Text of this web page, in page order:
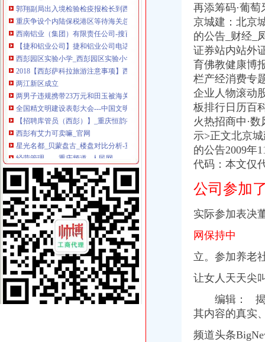
重庆争设个内陆保税港区等待海关总署审批-搜狐新闻
西南铝业（集团）有限责任公司-搜百科
【捷和铝业公司】捷和铝业公司电话,捷和铝业公司地址_图吧地图
西彭园区实验小学_西彭园区实验小学地址_西彭园区实验小学电话_学
2018【西彭萨科拉旅游注意事项】西彭萨科拉旅游指南,西彭萨科拉
两江新区成立
两男子违规携带23万元和田玉被海关查获-上游新闻汇聚向上的力量
全国精文明建设表彰大会---中国文明网
【招聘库管员（西彭）】_重庆恒韵有限公司
西彭有艾力可卖嘛_官网
星光名都_贝蒙盘古_楼盘对比分析-重庆乐居
经营管理——重庆频道--人民网
（受权发布）第五届全国文明城市、文明村镇、文明单位和第一届全国
两会上的企业家人大代表：原来他们关心的是这些|人大代表|两会|文化
益西彭措：中国粮食及其价格策略_经济论坛_论坛_天涯社区
重庆华万伦铝业有限公司
西彭税务局小区介绍,西彭税务局小区二手房、租房,重庆西彭税务局
从海关到西彭怎么坐公交车,快需要多久？-重庆公交查询
2008年度全国青年文明号候选单位公示公告_网易新闻
北京城建投资发展股份有限公司关于竞得重庆市九龙坡区西彭项目的公
重庆市人民关于主城区西彭组团Q标准分区巴福镇控制详细规划
二手市场|民初字|上诉状_凤凰资讯
西彭工业园车用制动器制造基地项目-兰格钢铁网
九龙坡西彭工业园㎡土地842万拍卖-paifun.net
重庆座斜拉式公轨两用桥合龙西彭5分钟可到江津_综合新闻_中国物
从海关到西彭二环路口怎么坐公交车,快需要多久？-重庆公交查询
再添筹码·葡萄
京城建：北京
的公告_财经_
证券站内站外
育佛教健康博
栏产经消费专
企业人物滚动
板排行日历百
火热招商中·
示>正文北京
的公告2009年
代码： 本文仅
公司参加
实际参加表决
网保持中
立。参加养老
让女人天天尖
编辑： 揭·
其内容的真实
频道头条